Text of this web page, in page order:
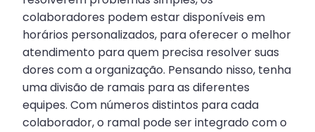
colaboradores podem estar disponíveis em
horários personalizados, para oferecer o melhor
atendimento para quem precisa resolver suas
dores com a organização. Pensando nisso, tenha
uma divisão de ramais para as diferentes
equipes. Com números distintos para cada
colaborador, o ramal pode ser integrado com o